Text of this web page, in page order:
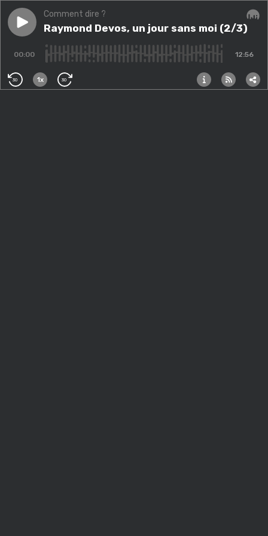
Play episodeRaymond Devos, un jour sans moi (2/3)
Comment dire ?
Raymond Devos, un jour sans moi (2/3)
00:00 12:56
30 1x 30